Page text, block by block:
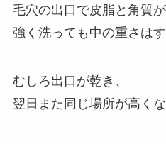
毛穴の出口で皮脂と角質
強く洗っても中の重さは
むしろ出口が乾き、
翌日また同じ場所が高く